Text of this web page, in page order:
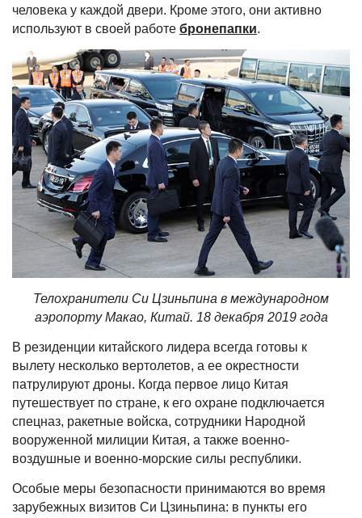
человека у каждой двери. Кроме этого, они активно
используют в своей работе бронепапки.
Телохранители Си Цзиньпина в международном
аэропорту Макао, Китай. 18 декабря 2019 года
В резиденции китайского лидера всегда готовы к
вылету несколько вертолетов, а ее окрестности
патрулируют дроны. Когда первое лицо Китая
путешествует по стране, к его охране подключается
спецназ, ракетные войска, сотрудники Народной
вооруженной милиции Китая, а также военно-
воздушные и военно-морские силы республики.
Особые меры безопасности принимаются во время
зарубежных визитов Си Цзиньпина: в пункты его